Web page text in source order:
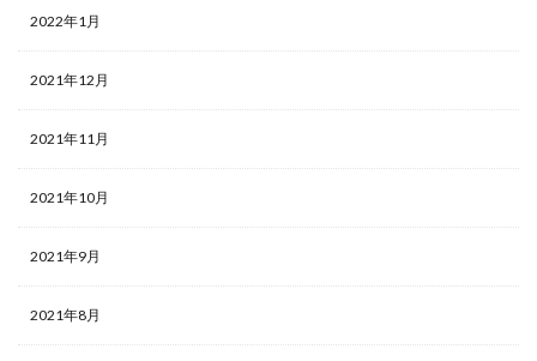
2022年1月
2021年12月
2021年11月
2021年10月
2021年9月
2021年8月